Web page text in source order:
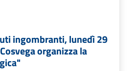
ingombranti, lunedì 29
organizza la